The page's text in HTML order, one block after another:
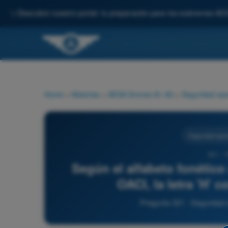
Descubre nuestro portal: tu preparación para los exámenes
Home Materias AESA Drones A1-A3 Seguridad
Según el alfabeto
OACI, la letra 'H'
Pregunta 321 -